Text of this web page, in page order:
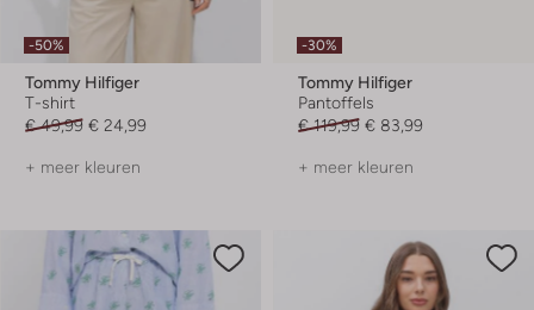
-50%
Tommy Hilfiger
T-shirt
€ 49,99 € 24,99
+ meer kleuren
-30%
Tommy Hilfiger
Pantoffels
€ 119,99 € 83,99
+ meer kleuren